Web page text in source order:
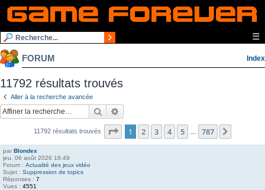
☰
FORUM Index
11792 résultats trouvés
Aller à la recherche avancée
Rechercher
11792 résultats trouvés Page 1sur787
1 2 3 4 5 787
par Blondex
jeu. 06 août 2026 16:49
Forum : Actualité des jeux vidéo
Sujet : Suppression de topics
Réponses : 7
Vues : 4551